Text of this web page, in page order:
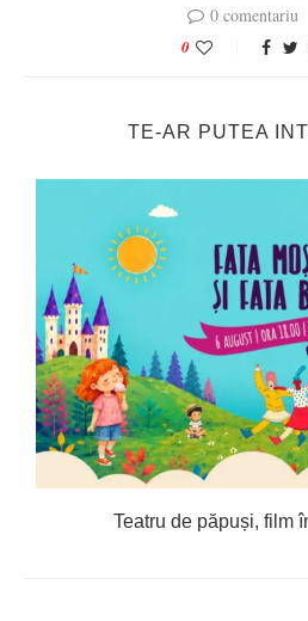
0 comentariu
0
TE-AR PUTEA
Teatru de păpuși, film